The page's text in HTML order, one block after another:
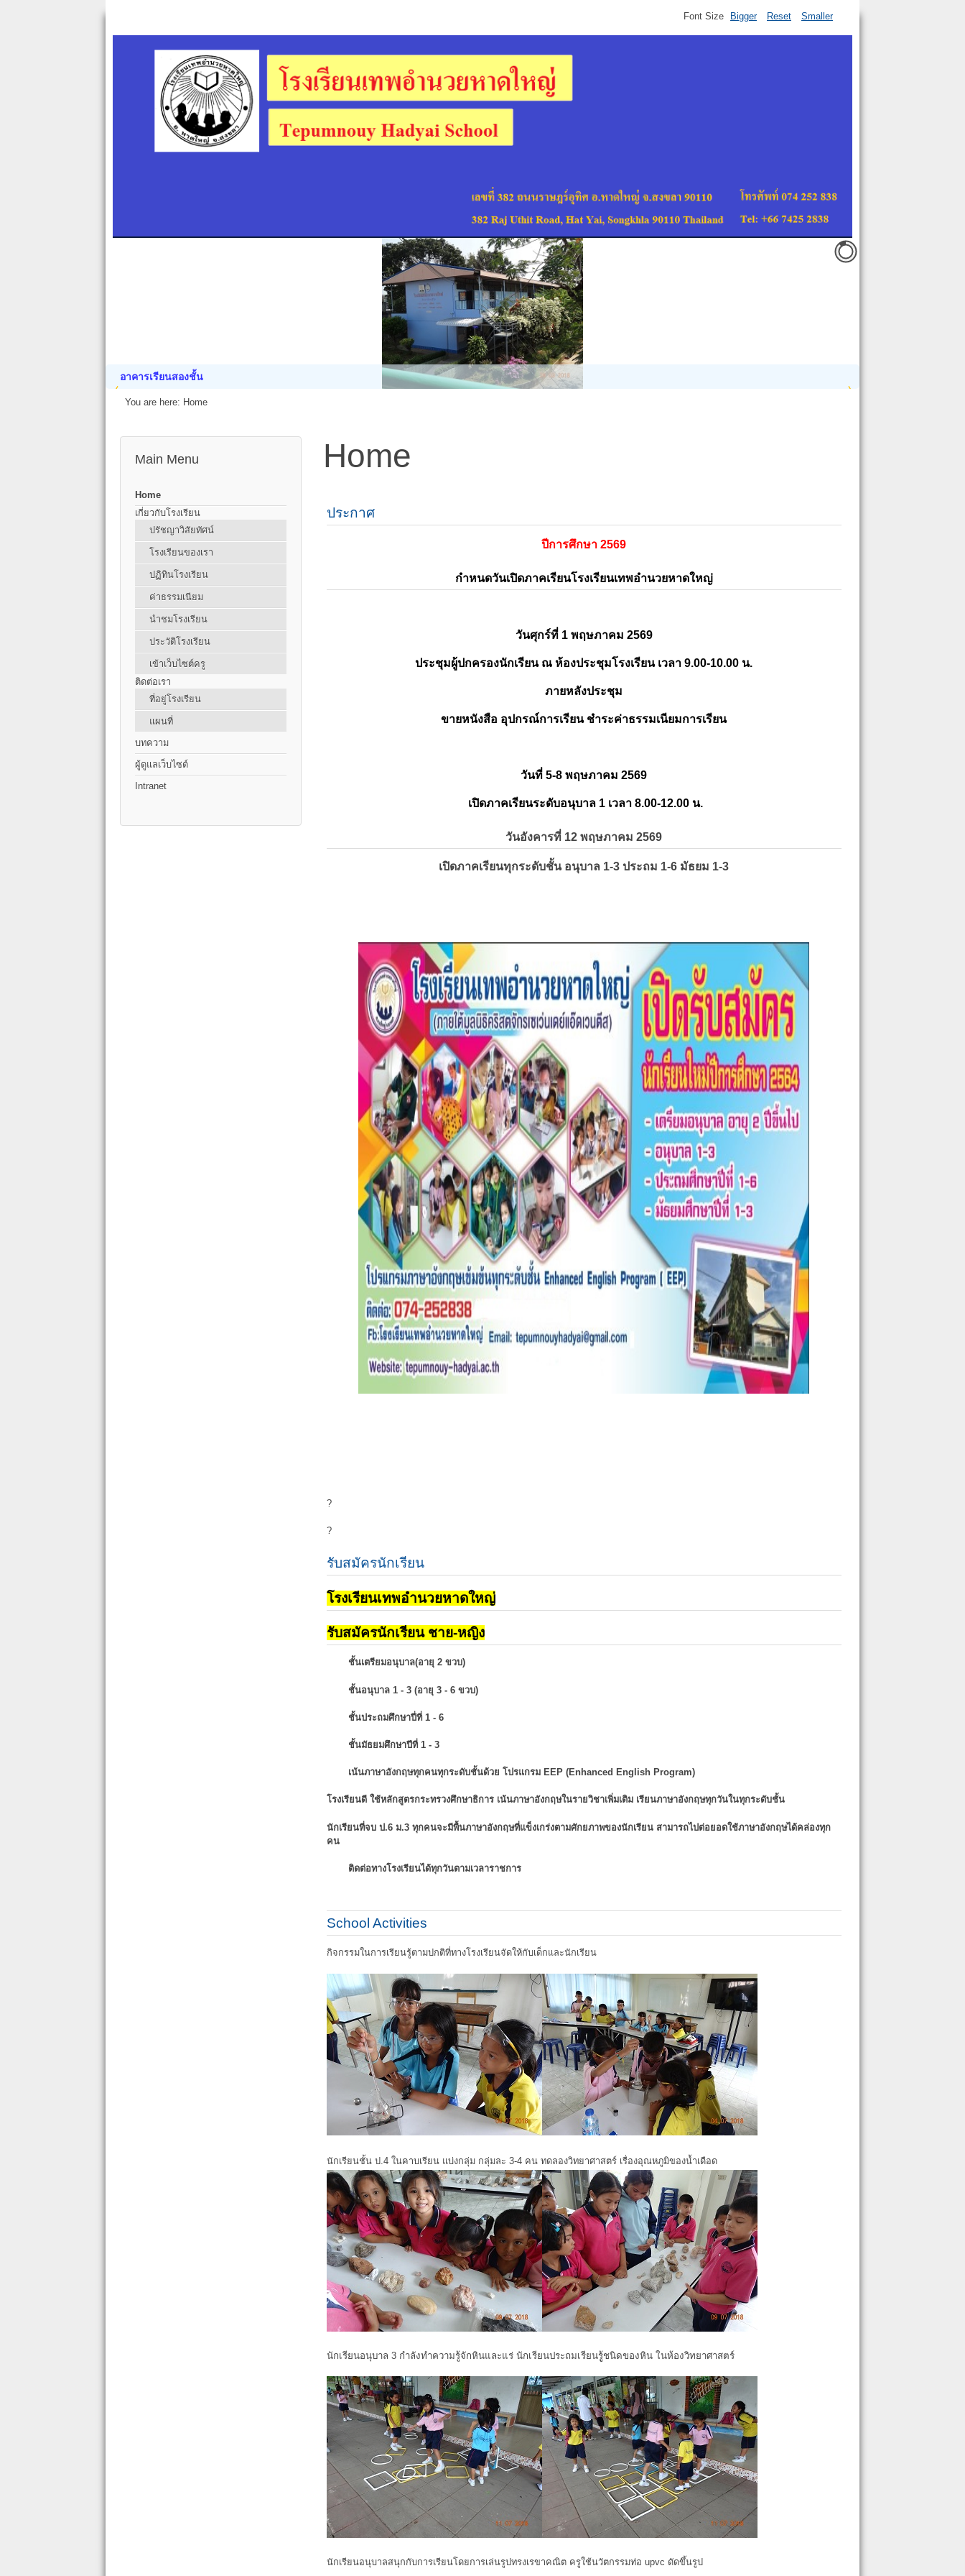
อาคารเรียนสองชั้น
Font Size Bigger Reset Smaller
You are here: Home
Main Menu
Home
เกี่ยวกับโรงเรียน
ปรัชญาวิสัยทัศน์
โรงเรียนของเรา
ปฏิทินโรงเรียน
ค่าธรรมเนียม
นำชมโรงเรียน
ประวัติโรงเรียน
เข้าเว็บไซต์ครู
ติดต่อเรา
ที่อยู่โรงเรียน
แผนที่
บทความ
ผู้ดูแลเว็บไซต์
Intranet
Home
ประกาศ
ปีการศึกษา 2569
กำหนดวันเปิดภาคเรียนโรงเรียนเทพอำนวยหาดใหญ่
วันศุกร์ที่ 1 พฤษภาคม 2569
ประชุมผู้ปกครองนักเรียน ณ ห้องประชุมโรงเรียน เวลา 9.00-10.00 น.
ภายหลังประชุม
ขายหนังสือ อุปกรณ์การเรียน ชำระค่าธรรมเนียมการเรียน
วันที่ 5-8 พฤษภาคม 2569
เปิดภาคเรียนระดับอนุบาล 1 เวลา 8.00-12.00 น.
วันอังคารที่ 12 พฤษภาคม 2569
เปิดภาคเรียนทุกระดับชั้น อนุบาล 1-3 ประถม 1-6 มัธยม 1-3
?
?
รับสมัครนักเรียน
โรงเรียนเทพอำนวยหาดใหญ่
รับสมัครนักเรียน ชาย-หญิง
ชั้นเตรียมอนุบาล(อายุ 2 ขวบ)
ชั้นอนุบาล 1 - 3 (อายุ 3 - 6 ขวบ)
ชั้นประถมศึกษาปี่ที่ 1 - 6
ชั้นมัธยมศึกษาปีที่ 1 - 3
เน้นภาษาอังกฤษทุกคนทุกระดับชั้นด้วย โปรแกรม EEP (Enhanced English Program)
โรงเรียนดี ใช้หลักสูตรกระทรวงศึกษาธิการ เน้นภาษาอังกฤษในรายวิชาเพิ่มเติม เรียนภาษาอังกฤษทุกวันในทุกระดับชั้น
นักเรียนที่จบ ป.6 ม.3 ทุกคนจะมีพื้นภาษาอังกฤษที่แข็งเกร่งตามศักยภาพของนักเรียน สามารถไปต่อยอดใช้ภาษาอังกฤษได้คล่องทุก
คน
ติดต่อทางโรงเรียนได้ทุกวันตามเวลาราชการ
School Activities
กิจกรรมในการเรียนรู้ตามปกติที่ทางโรงเรียนจัดให้กับเด็กและนักเรียน
นักเรียนชั้น ป.4 ในคาบเรียน แบ่งกลุ่ม กลุ่มละ 3-4 คน ทดลองวิทยาศาสตร์ เรื่องอุณหภูมิของน้ำเดือด
นักเรียนอนุบาล 3 กำลังทำความรู้จักหินและแร่ นักเรียนประถมเรียนรูู้ชนิดของหิน ในห้องวิทยาศาสตร์
นักเรียนอนุบาลสนุกกับการเรียนโดยการเล่นรูปทรงเรขาคณิต ครูใช้นวัตกรรมท่อ upvc ดัดขึ้นรูป